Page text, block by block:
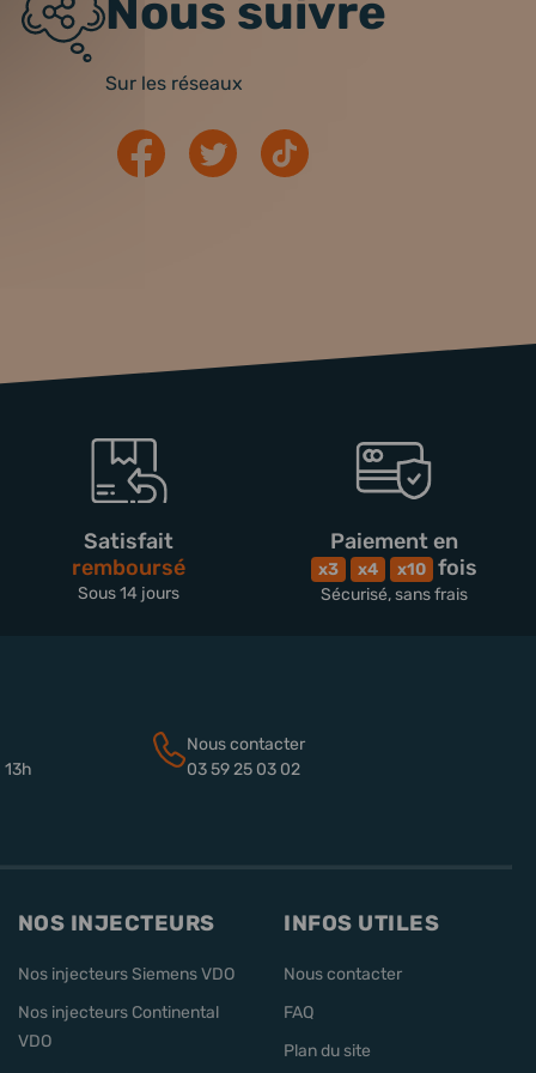
Nous suivre
Sur les réseaux
Satisfait
remboursé
Sous 14 jours
Paiement en
x3 x4 x10 fois
Sécurisé, sans frais
Nous contacter
03 59 25 03 02
NOS INJECTEURS
Nos injecteurs Siemens VDO
Nos injecteurs Continental
VDO
INFOS UTILES
Nous contacter
FAQ
Plan du site